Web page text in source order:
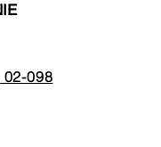
098